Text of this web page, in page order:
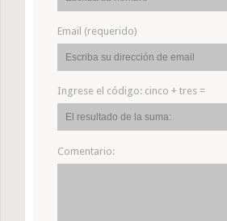
Email (requerido)
Ingrese el código: cinco + tres =
Comentario: